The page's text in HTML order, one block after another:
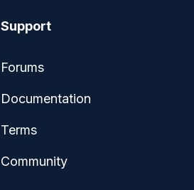
Support
Forums
Documentation
Terms
Community